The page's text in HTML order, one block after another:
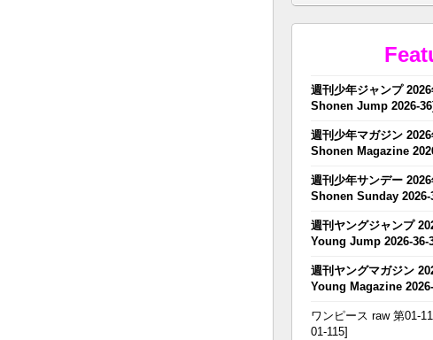
週刊少年ジャンプ
Shonen Jump 2026-36]
週刊少年マガジン
Shonen Magazine
週刊少年サンデー
Shonen Sunday 2026-
週刊ヤングジャンプ
Young Jump 2026-36-
週刊ヤングマガジン
Young Magazine
ワンピース raw 第01-
01-115]